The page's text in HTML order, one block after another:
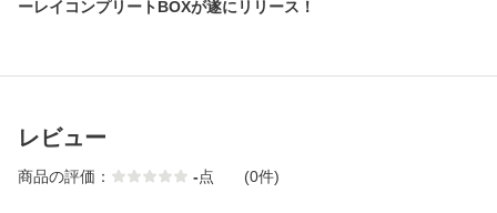
ーレイコンプリートBOXが遂にリリース！
レビュー
商品の評価： -点 (0件)